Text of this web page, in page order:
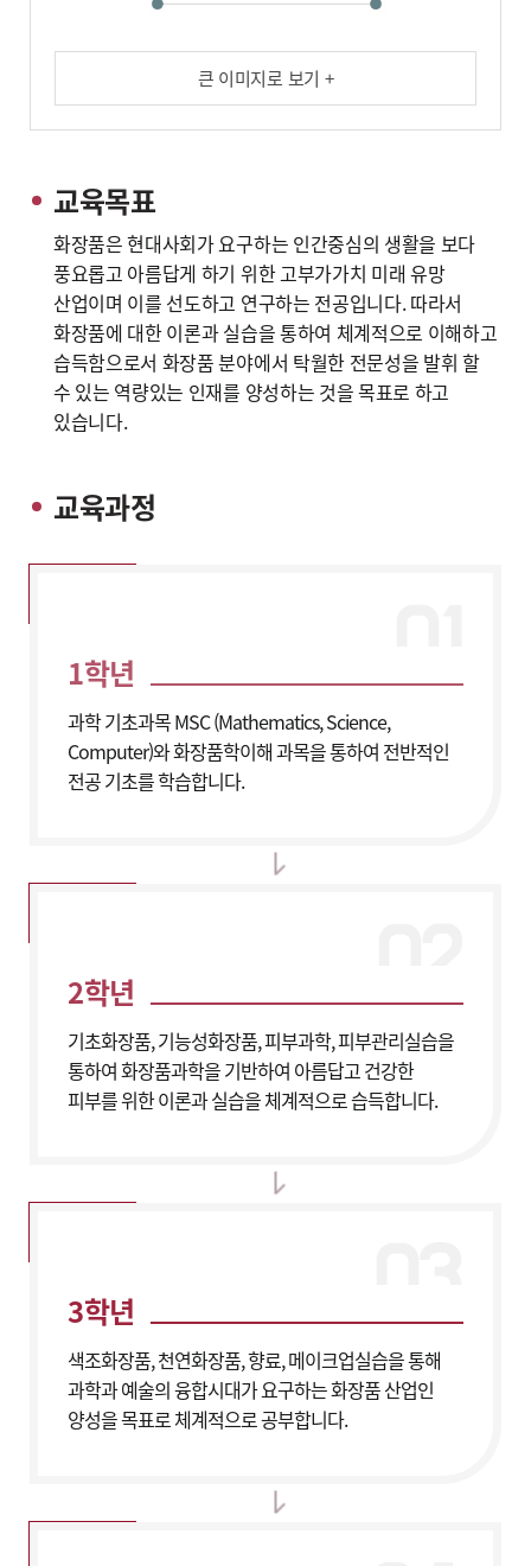
큰 이미지로 보기 +
교육목표
화장품은 현대사회가 요구하는 인간중심의 생활을 보다
풍요롭고 아름답게 하기 위한 고부가가치 미래 유망
산업이며 이를 선도하고 연구하는 전공입니다. 따라서
화장품에 대한 이론과 실습을 통하여 체계적으로 이해하고
습득함으로서 화장품 분야에서 탁월한 전문성을 발휘 할
수 있는 역량있는 인재를 양성하는 것을 목표로 하고
있습니다.
교육과정
1학년
과학 기초과목 MSC (Mathematics, Science,
Computer)와 화장품학이해 과목을 통하여 전반적인
전공 기초를 학습합니다.
2학년
기초화장품, 기능성화장품, 피부과학, 피부관리실습을
통하여 화장품과학을 기반하여 아름답고 건강한
피부를 위한 이론과 실습을 체계적으로 습득합니다.
3학년
색조화장품, 천연화장품, 향료, 메이크업실습을 통해
과학과 예술의 융합시대가 요구하는 화장품 산업인
양성을 목표로 체계적으로 공부합니다.